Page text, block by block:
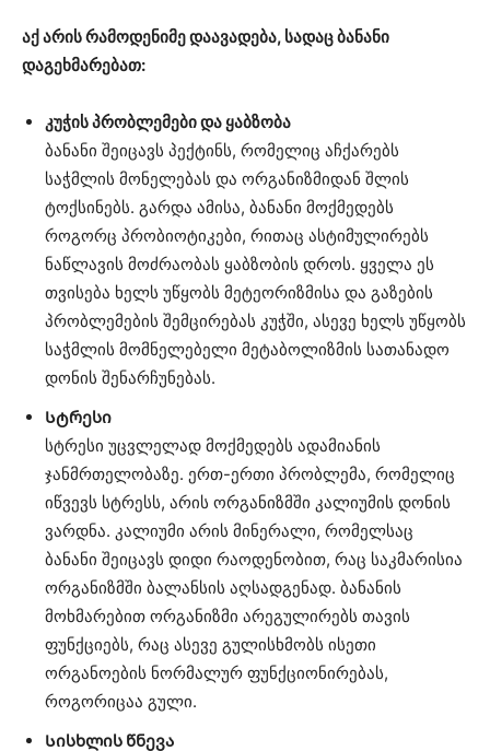
აქ არის რამოდენიმე დაავადება, სადაც ბანანი
დაგეხმარებათ:
კუჭის პრობლემები და ყაბზობა
ბანანი შეიცავს პექტინს, რომელიც აჩქარებს
საჭმლის მონელებას და ორგანიზმიდან შლის
ტოქსინებს. გარდა ამისა, ბანანი მოქმედებს
როგორც პრობიოტიკები, რითაც ასტიმულირებს
ნაწლავის მოძრაობას ყაბზობის დროს. ყველა ეს
თვისება ხელს უწყობს მეტეორიზმისა და გაზების
პრობლემების შემცირებას კუჭში, ასევე ხელს უწყობს
საჭმლის მომნელებელი მეტაბოლიზმის სათანადო
დონის შენარჩუნებას.
Სტრესი
სტრესი უცვლელად მოქმედებს ადამიანის
ჯანმრთელობაზე. ერთ-ერთი პრობლემა, რომელიც
იწვევს სტრესს, არის ორგანიზმში კალიუმის დონის
ვარდნა. კალიუმი არის მინერალი, რომელსაც
ბანანი შეიცავს დიდი რაოდენობით, რაც საკმარისია
ორგანიზმში ბალანსის აღსადგენად. ბანანის
მოხმარებით ორგანიზმი არეგულირებს თავის
ფუნქციებს, რაც ასევე გულისხმობს ისეთი
ორგანოების ნორმალურ ფუნქციონირებას,
როგორიცაა გული.
Სისხლის წნევა